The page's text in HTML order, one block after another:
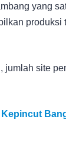
yang
produksi
jumlah site